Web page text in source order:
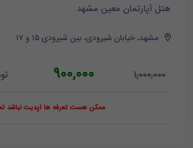
هتل آپارتمان معین مشهد
مشهد، خیابان شیرودی، بین شیرودی ۱۵ و ۱۷
1,000,000
900,000
ممکن هست تعرفه ها آپدیت نباشد